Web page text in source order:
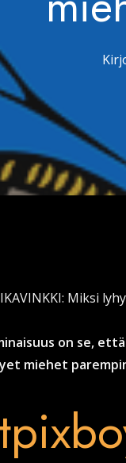
Miksi
on se,
miehet